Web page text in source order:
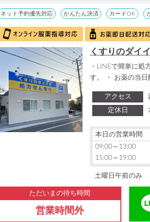
ネット予約優先対応 かんたん決済 カードOK
くすりのダイ
・LINEで簡単に処
す。 ・ お薬の当
アクセス
定休日
本日の営業時間
09:00～13:00
15:00～19:00
土曜日午前のみ
ただいまの待ち時間
営業時間外